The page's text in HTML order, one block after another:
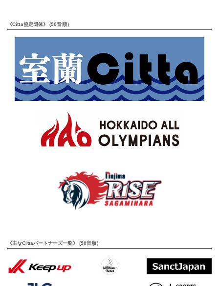
《Citta協定団体》 (50音順）
《主なCittaパートナーズ一覧》 (50音順）